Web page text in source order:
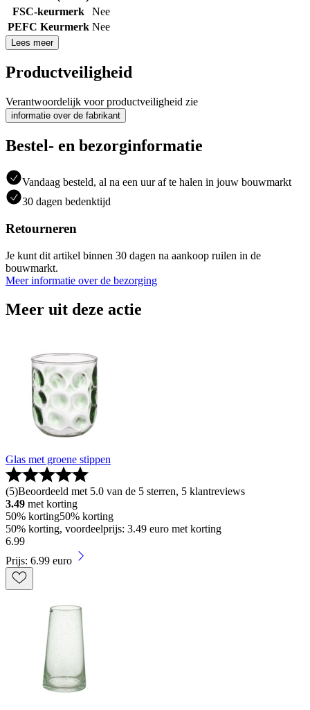
FSC-keurmerk
Nee
PEFC Keurmerk Nee
Lees meer
Productveiligheid
Verantwoordelijk voor productveiligheid zie
informatie over de fabrikant
Bestel- en bezorginformatie
Vandaag besteld, al na een uur af te halen in jouw bouwmarkt
30 dagen bedenktijd
Retourneren
Je kunt dit artikel binnen 30 dagen na aankoop ruilen in de
bouwmarkt.
Meer informatie over de bezorging
Meer uit deze actie
Glas met groene stippen
(5)Beoordeeld met 5.0 van de 5 sterren, 5 klantreviews
3.49 met korting
50% korting50% korting
50% korting, voordeelprijs: 3.49 euro met korting
6.99
Prijs: 6.99 euro